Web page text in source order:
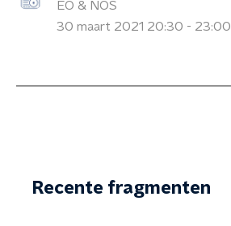
EO & NOS
30 maart 2021 20:30 - 23:00
Recente fragmenten